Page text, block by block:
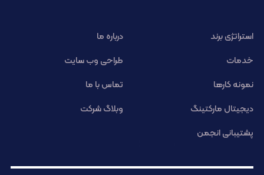
استراتژی برند
درباره ما
خدمات
طراحی وب سایت
نمونه کارها
تماس با ما
دیجیتال مارکتینگ
وبلاگ شرکت
پشتیبانی انجمن